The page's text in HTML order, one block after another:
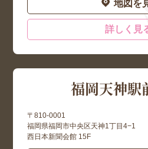
地図を
詳しく見
福岡天神駅
〒810-0001
福岡県福岡市中央区天神1丁目4−1
西日本新聞会館 15F